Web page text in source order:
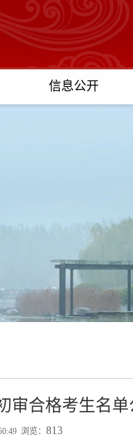
信息公开
合格考生名单
浏览： 813